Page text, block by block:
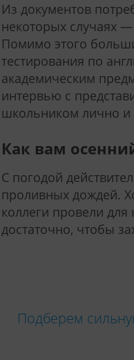
Из документов
некоторых случаях
Помимо этого
тестирования по
академическим
интервью с
школьником лично и
Как вам
С погодой
проливных дождей.
коллеги провели
достаточно, чтобы
Подберем